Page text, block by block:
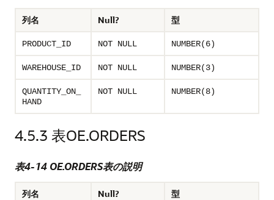
列名 Null? 型
PRODUCT_ID NOT NULL NUMBER(6)
WAREHOUSE_ID NOT NULL NUMBER(3)
QUANTITY_ON_
HAND
NOT NULL NUMBER(8)
4.5.3 表OE.ORDERS
表4-14 OE.ORDERS表の説明
列名 Null? 型